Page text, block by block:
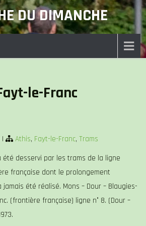
DU DIMANCHE
le-Franc
| Athis, Fayt-le-Franc,Trams
été desservi par les trams de la ligne
française dont le prolongement
jamais été réalisé. Mons – Dour – Blaugies-
(frontière française) ligne n° 8. (Dour –